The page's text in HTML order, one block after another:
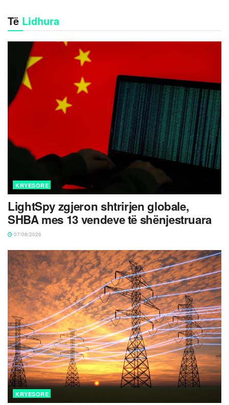
Të Lidhura
KRYESORE
LightSpy zgjeron shtrirjen globale,
SHBA mes 13 vendeve të shënjestruara
07/08/2026
KRYESORE